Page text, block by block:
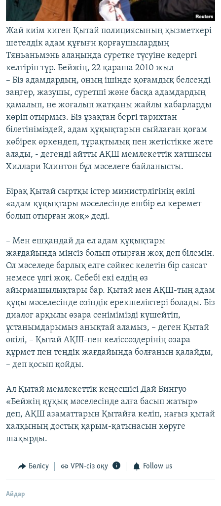
Жай киім киген Қытай полициясының қызметкері
шетелдік адам құғығн қорғаушылардың
Тяньаньмэнь алаңында суретке түсуіне кедергі
келтіріп тұр. Бейжің, 22 қараша 2010 жыл
– Біз адамдардың, оның ішінде қоғамдық белсенді
заңгер, жазушы, суретші және басқа адамдардың
қамалып, не жоғалып жатқаны жайлы хабарларды
көріп отырмыз. Біз ұзақтан бергі тарихтан
білетініміздей, адам құқықтарын сыйлаған қоғам
көбірек өркендеп, тұрақтылық пен жетістікке жете
алады, - дегенді айтты АҚШ мемлекеттік хатшысы
Хиллари Клинтон бұл мәселеге байланысты.
Бірақ Қытай сыртқы істер министрлігінің өкілі
«адам құқықтары мәселесінде ешбір ел керемет
болып отырған жоқ» деді.
– Мен ешқандай да ел адам құқықтары
жағдайында мінсіз болып отырған жоқ деп білемін.
Ол мәселеде барлық елге сәйкес келетін бір саясат
немесе үлгі жоқ. Себебі екі елдің өз
айырмашылықтары бар. Қытай мен АҚШ-тың адам
құқы мәселесінде өзіндік ерекшеліктері болады. Біз
диалог арқылы өзара сенімімізді күшейтіп,
ұстанымдарымыз анықтай аламыз, – деген Қытай
өкілі, – Қытай АҚШ-пен келіссөздерінің өзара
құрмет пен теңдік жағдайында болғанын қалайды,
– деп қосып қойды.
Ал Қытай мемлекеттік кеңесшісі Дай Бингуо
«Бейжің құқық мәселесінде алға басып жатыр»
деп, АҚШ азаматтарын Қытайға келіп, нағыз қытай
халқының достық қарым-қатынасын көруге
шақырды.
Бөлісу VPN-сіз оқу Follow us
Айдар